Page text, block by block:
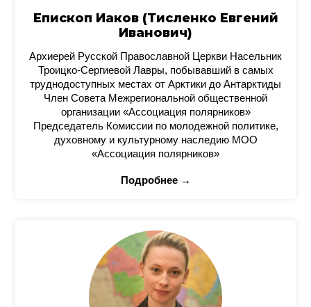
Епископ Иаков (Тисленко Евгений
Иванович)
Архиерей Русской Православной Церкви Насельник
Троицко-Сергиевой Лавры, побывавший в самых
труднодоступных местах от Арктики до Антарктиды
Член Совета Межрегиональной общественной
организации «Ассоциация полярников»
Председатель Комиссии по молодежной политике,
духовному и культурному наследию МОО
«Ассоциация полярников»
Подробнее →